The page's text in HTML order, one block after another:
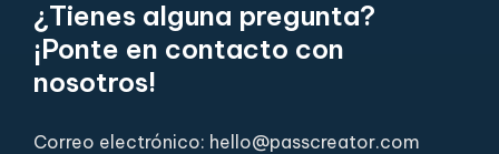
¿Tienes alguna pregunta?
¡Ponte en contacto con
nosotros!
Correo electrónico: hello@passcreator.com